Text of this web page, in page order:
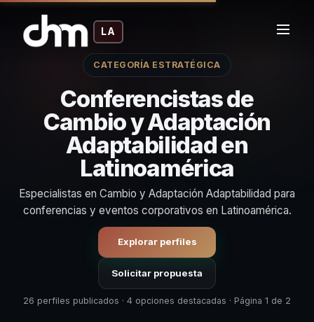
LA
CATEGORÍA ESTRATÉGICA
Conferencistas de
Cambio y Adaptación
Adaptabilidad en
Latinoamérica
Especialistas en Cambio y Adaptación Adaptabilidad para
conferencias y eventos corporativos en Latinoamérica.
Explorar perfiles
Solicitar propuesta
26 perfiles publicados · 4 opciones destacadas · Página 1 de 2